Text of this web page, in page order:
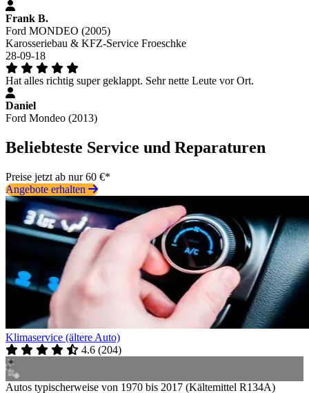
Frank B.
Ford MONDEO (2005)
Karosseriebau & KFZ-Service Froeschke
28-09-18
Hat alles richtig super geklappt. Sehr nette Leute vor Ort.
Daniel
Ford Mondeo (2013)
Beliebteste Service und Reparaturen
Preise jetzt ab nur 60 €*
Angebote erhalten
Klimaservice (ältere Auto)
4.6 (204)
Autos typischerweise von 1970 bis 2017 (Kältemittel R134A)